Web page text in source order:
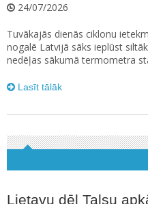
24/07/2026
Tuvākajās dienās ciklonu
nogalē Latvijā sāks ieplūst
nedēļas sākumā termometra
Lasīt tālāk
Lietavu dēļ Talsu